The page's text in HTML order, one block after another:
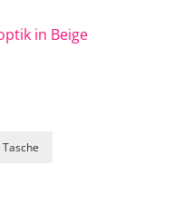
in Beige
Tasche